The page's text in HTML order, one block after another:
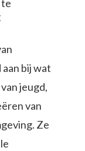
bij wat
jeugd,
van
Ze